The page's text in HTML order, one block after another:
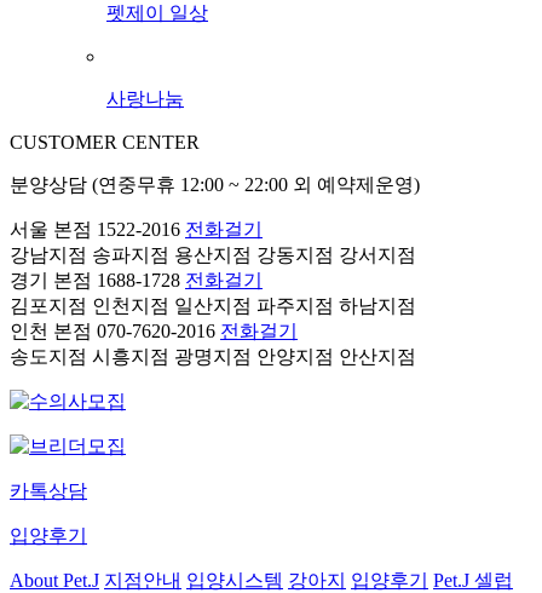
펫제이 일상
사랑나눔
CUSTOMER CENTER
분양상담 (연중무휴 12:00 ~ 22:00 외 예약제운영)
서울 본점 1522-2016 전화걸기
강남지점 송파지점 용산지점 강동지점 강서지점
경기 본점 1688-1728 전화걸기
김포지점 인천지점 일산지점 파주지점 하남지점
인천 본점 070-7620-2016 전화걸기
송도지점 시흥지점 광명지점 안양지점 안산지점
카톡상담
입양후기
About Pet.J 지점안내 입양시스템 강아지 입양후기
Pet.J 셀럽